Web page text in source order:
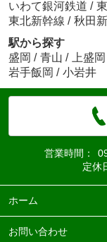
いわて銀河鉄道 /
東北新幹線 / 秋田
駅から探す
盛岡 / 青山 / 上盛岡
岩手飯岡 / 小岩井
営業時間：
定休
ホーム
お問い合わせ